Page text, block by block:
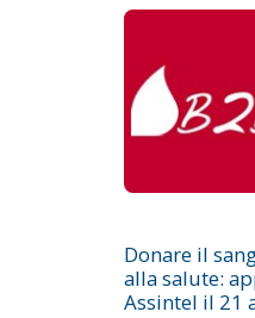
Donare il
alla salute:
Assintel il 21